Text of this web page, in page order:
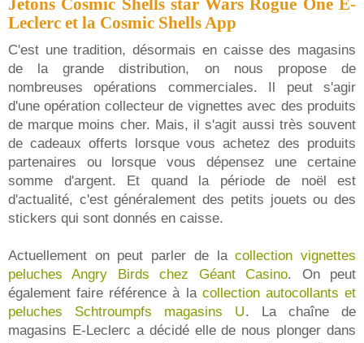
Jetons Cosmic Shells star Wars Rogue One E-
Leclerc et la Cosmic Shells App
C'est une tradition, désormais en caisse des magasins
de la grande distribution, on nous propose de
nombreuses opérations commerciales. Il peut s'agir
d'une opération collecteur de vignettes avec des produits
de marque moins cher. Mais, il s'agit aussi très souvent
de cadeaux offerts lorsque vous achetez des produits
partenaires ou lorsque vous dépensez une certaine
somme d'argent. Et quand la période de noël est
d'actualité, c'est généralement des petits jouets ou des
stickers qui sont donnés en caisse.
Actuellement on peut parler de lacollection vignettes
peluches Angry Birds chez Géant Casino. On peut
également faire référence à la collection autocollants et
peluches Schtroumpfs magasins U. La chaîne de
magasins E-Leclerc a décidé elle de nous plonger dans